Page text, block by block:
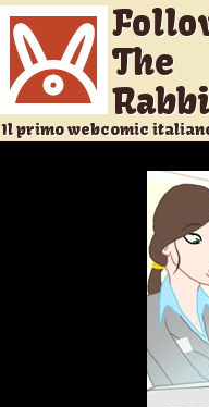
The
Il primo webcomic